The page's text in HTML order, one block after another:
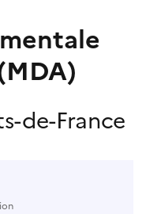
de-France